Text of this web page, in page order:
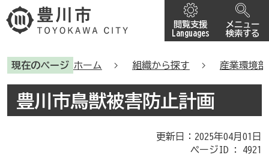
閲覧支援
Languages
メニュー
検索する
現在のページ ホーム 組織から探す 産業環境部
豊川市鳥獣被害防止計画
更新日：2025年04月01日
ページID : 4921